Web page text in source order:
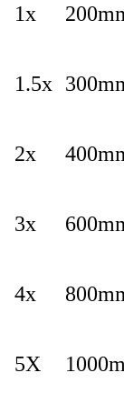
1x
1.5x
2x
3x
4x
5X